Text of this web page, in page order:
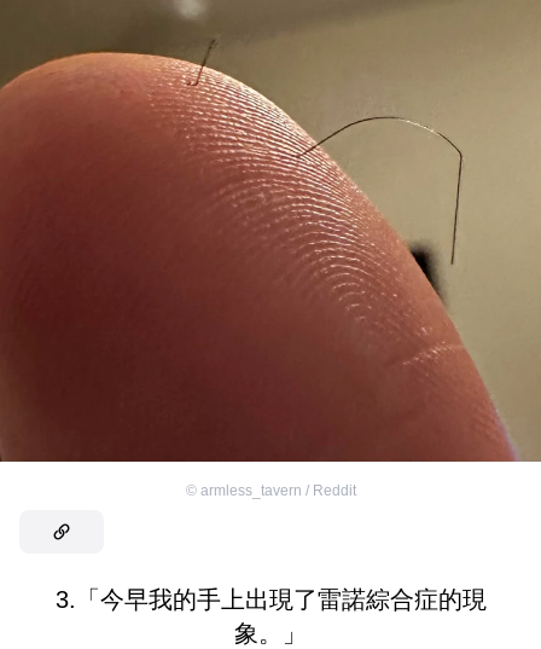
© armless_tavern / Reddit
3.「今早我的手上出現了雷諾綜合症的現
象。」